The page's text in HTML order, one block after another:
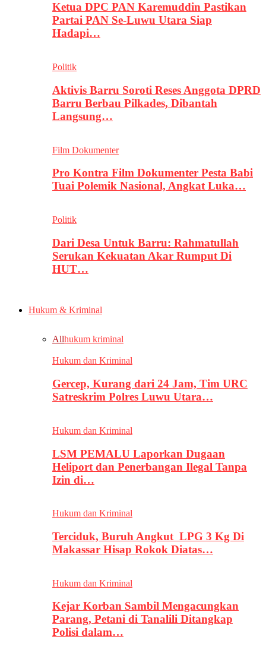
Ketua DPC PAN Karemuddin Pastikan
Partai PAN Se-Luwu Utara Siap
Hadapi…
Politik
Aktivis Barru Soroti Reses Anggota DPRD
Barru Berbau Pilkades, Dibantah
Langsung…
Film Dokumenter
Pro Kontra Film Dokumenter Pesta Babi
Tuai Polemik Nasional, Angkat Luka…
Politik
Dari Desa Untuk Barru: Rahmatullah
Serukan Kekuatan Akar Rumput Di
HUT…
Hukum & Kriminal
Allhukum kriminal
Hukum dan Kriminal
Gercep, Kurang dari 24 Jam, Tim URC
Satreskrim Polres Luwu Utara…
Hukum dan Kriminal
LSM PEMALU Laporkan Dugaan
Heliport dan Penerbangan Ilegal Tanpa
Izin di…
Hukum dan Kriminal
Terciduk, Buruh Angkut LPG 3 Kg Di
Makassar Hisap Rokok Diatas…
Hukum dan Kriminal
Kejar Korban Sambil Mengacungkan
Parang, Petani di Tanalili Ditangkap
Polisi dalam…